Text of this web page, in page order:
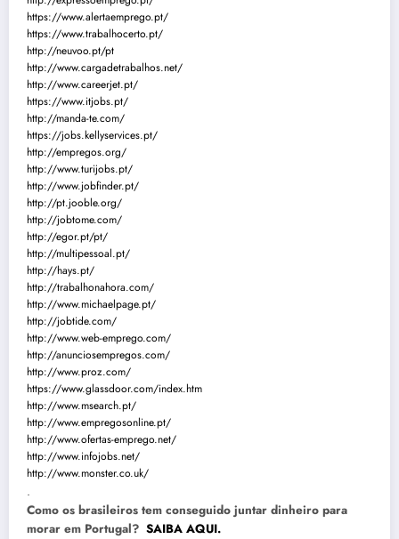
https://www.alertaemprego.pt/
https://www.trabalhocerto.pt/
http://neuvoo.pt/pt
http://www.cargadetrabalhos.net/
http://www.careerjet.pt/
https://www.itjobs.pt/
http://manda-te.com/
https://jobs.kellyservices.pt/
http://empregos.org/
http://www.turijobs.pt/
http://www.jobfinder.pt/
http://pt.jooble.org/
http://jobtome.com/
http://egor.pt/pt/
http://multipessoal.pt/
http://hays.pt/
http://trabalhonahora.com/
http://www.michaelpage.pt/
http://jobtide.com/
http://www.web-emprego.com/
http://anunciosempregos.com/
http://www.proz.com/
https://www.glassdoor.com/index.htm
http://www.msearch.pt/
http://www.empregosonline.pt/
http://www.ofertas-emprego.net/
http://www.infojobs.net/
http://www.monster.co.uk/
.
Como os brasileiros tem conseguido juntar dinheiro para
morar em Portugal? SAIBA AQUI.